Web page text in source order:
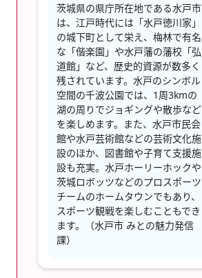
茨城県の県庁所在地である水戸市
は、江戸時代には「水戸徳川家」
の城下町として栄え、梅林で有名
な「偕楽園」や水戸藩の藩校「弘
道館」など、歴史的資源が数多く
残されています。水戸のシンボル
空間の千波公園では、1周3kmの
湖の周りでジョギングや散歩など
を楽しめます。また、水戸市民会
館や水戸芸術館などの芸術文化施
設のほか、図書館や子育て支援施
設も充実。水戸ホーリーホックや
茨城ロボッツなどのプロスポーツ
チームのホームタウンでもあり、
スポーツ観戦を楽しむこともでき
ます。（水戸市 みとの魅力発信
課）